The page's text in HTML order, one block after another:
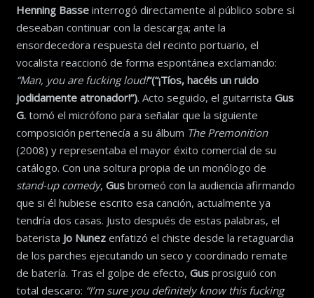
Henning Basseinterrogó directamente al público sobre si
deseaban continuar con la descarga; ante la
ensordecedora respuesta del recinto portuario, el
vocalista reaccionó de forma espontánea exclamando:
“Man, you are fucking loud!“(“¡Tíos, hacéis un ruido
jodidamente atronador!”). Acto seguido, el guitarrista Gus
G.tomó el micrófono para señalar que la siguiente
composición pertenecía a su álbum The Premonition
(2008) y representaba el mayor éxito comercial de su
catálogo. Con una soltura propia de un monólogo de
stand-up comedy, Gusbromeó con la audiencia afirmando
que si él hubiese escrito esa canción, actualmente ya
tendría dos casas. Justo después de estas palabras, el
baterista Jo Nunezenfatizó el chiste desde la retaguardia
de los parches ejecutando un seco y coordinado remate
de batería. Tras el golpe de efecto, Gusprosiguió con
total descaro: “I’m sure you definitely know this fucking